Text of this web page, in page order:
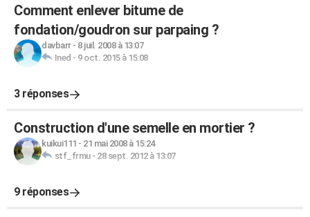
Comment enlever bitume de
fondation/goudron sur parpaing ?
davbarr- 8 juil. 2008 à 13:07
Ined - 9 oct. 2015 à 15:08
3 réponses
Construction d'une semelle en mortier ?
kuikui111 - 21 mai 2008 à 15:24
stf_frmu- 28 sept. 2012 à 13:07
9 réponses